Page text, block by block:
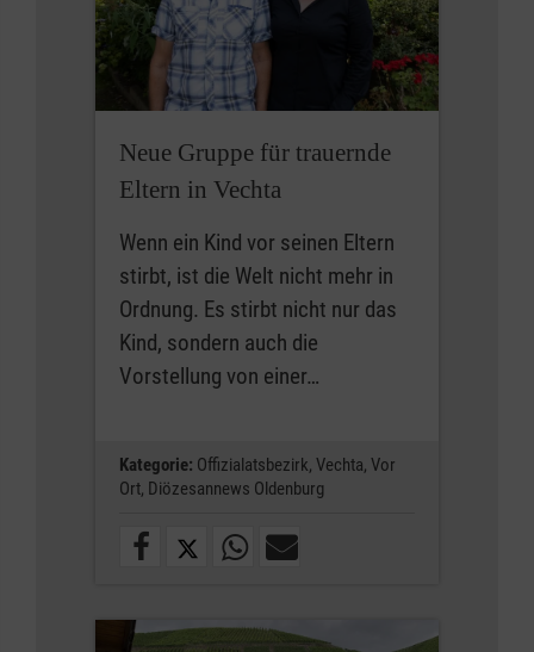
Neue Gruppe für trauernde
Eltern in Vechta
Wenn ein Kind vor seinen Eltern
stirbt, ist die Welt nicht mehr in
Ordnung. Es stirbt nicht nur das
Kind, sondern auch die
Vorstellung von einer…
Kategorie: Offizialatsbezirk, Vechta, Vor
Ort, Diözesannews Oldenburg